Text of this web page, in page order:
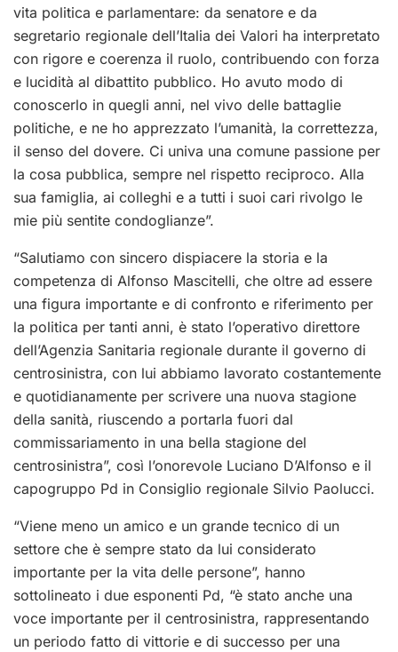
vita politica e parlamentare: da senatore e da
segretario regionale dell’Italia dei Valori ha interpretato
con rigore e coerenza il ruolo, contribuendo con forza
e lucidità al dibattito pubblico. Ho avuto modo di
conoscerlo in quegli anni, nel vivo delle battaglie
politiche, e ne ho apprezzato l’umanità, la correttezza,
il senso del dovere. Ci univa una comune passione per
la cosa pubblica, sempre nel rispetto reciproco. Alla
sua famiglia, ai colleghi e a tutti i suoi cari rivolgo le
mie più sentite condoglianze”.
“Salutiamo con sincero dispiacere la storia e la
competenza di Alfonso Mascitelli, che oltre ad essere
una figura importante e di confronto e riferimento per
la politica per tanti anni, è stato l’operativo direttore
dell’Agenzia Sanitaria regionale durante il governo di
centrosinistra, con lui abbiamo lavorato costantemente
e quotidianamente per scrivere una nuova stagione
della sanità, riuscendo a portarla fuori dal
commissariamento in una bella stagione del
centrosinistra”, così l’onorevole Luciano D’Alfonso e il
capogruppo Pd in Consiglio regionale Silvio Paolucci.
“Viene meno un amico e un grande tecnico di un
settore che è sempre stato da lui considerato
importante per la vita delle persone”, hanno
sottolineato i due esponenti Pd, “è stato anche una
voce importante per il centrosinistra, rappresentando
un periodo fatto di vittorie e di successo per una